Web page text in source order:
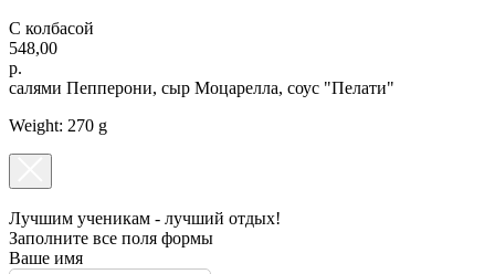
С колбасой
548,00
р.
салями Пепперони, сыр Моцарелла, соус "Пелати"
Weight: 270 g
Лучшим ученикам - лучший отдых!
Заполните все поля формы
Ваше имя